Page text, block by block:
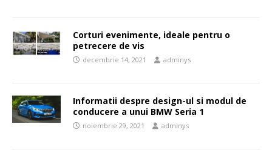
Corturi evenimente, ideale pentru o
petrecere de vis
decembrie 14, 2021 adminys
Informatii despre design-ul si modul de
conducere a unui BMW Seria 1
noiembrie 29, 2021 adminys